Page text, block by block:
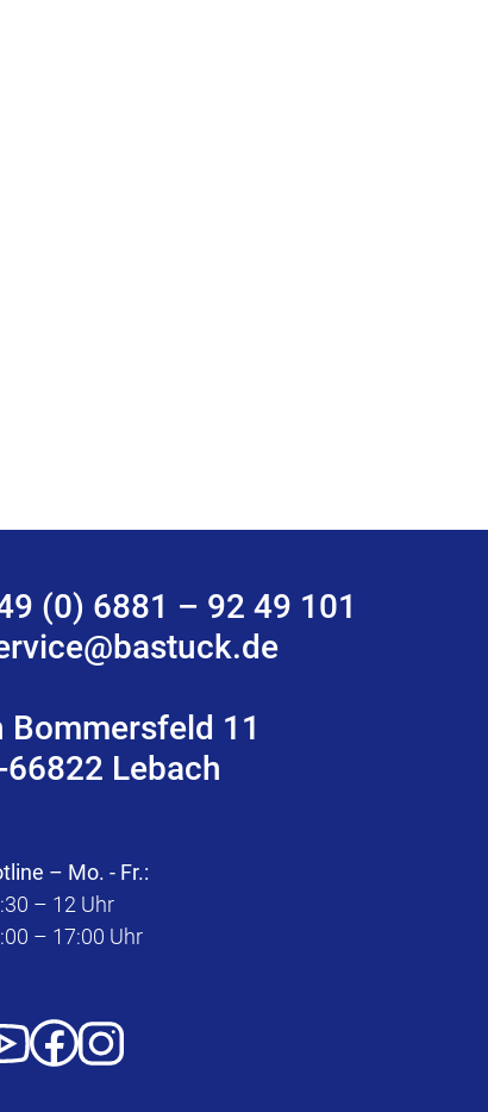
(0) 6881 – 92 49 101
Bommersfeld 11
66822 Lebach
– Mo. - Fr.:
– 12 Uhr
– 17:00 Uhr